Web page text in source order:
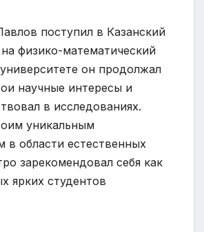
поступил в Казанский
физико-математический
он продолжал
научные интересы и
в исследованиях.
уникальным
в области естественных
зарекомендовал себя как
ярких студентов